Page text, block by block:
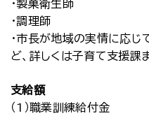
・製菓衛生師 ・
・調理師 ・社
・市長が地域の実情に応じ
ど、詳しくは子育て支援課
支給額
（1）職業訓練給付金